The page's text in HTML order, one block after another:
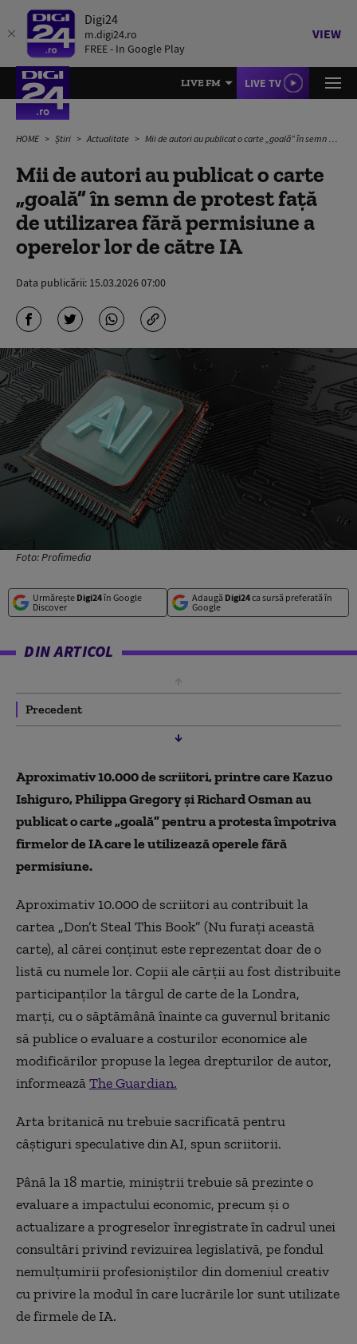
Digi24
m.digi24.ro
FREE - In Google Play
VIEW
LIVE FM LIVE TV
HOME Știri Actualitate Mii de autori au publicat o carte „goală” în semn de protest față de utilizarea fără permisiune a operelor lor de către IA
Mii de autori au publicat o carte
„goală” în semn de protest față
de utilizarea fără permisiune a
operelor lor de către IA
Data publicării: 15.03.2026 07:00
Foto: Profimedia
Urmărește Digi24în Google
Discover
Adaugă Digi24ca sursă preferată în
Google
DIN ARTICOL
Precedent
Aproximativ 10.000 de scriitori, printre care Kazuo
Ishiguro, Philippa Gregory și Richard Osman au
publicat o carte „goală” pentru a protesta împotriva
firmelor de IA care le utilizează operele fără
permisiune.
Aproximativ 10.000 de scriitori au contribuit la
cartea „Don’t Steal This Book” (Nu furați această
carte), al cărei conținut este reprezentat doar de o
listă cu numele lor. Copii ale cărții au fost distribuite
participanților la târgul de carte de la Londra,
marți, cu o săptămână înainte ca guvernul britanic
să publice o evaluare a costurilor economice ale
modificărilor propuse la legea drepturilor de autor,
informeazăThe Guardian.
Arta britanică nu trebuie sacrificată pentru
câștiguri speculative din AI, spun scriitorii.
Până la 18 martie, miniștrii trebuie să prezinte o
evaluare a impactului economic, precum și o
actualizare a progreselor înregistrate în cadrul unei
consultări privind revizuirea legislativă, pe fondul
nemulțumirii profesioniștilor din domeniul creativ
cu privire la modul în care lucrările lor sunt utilizate
de firmele de IA.